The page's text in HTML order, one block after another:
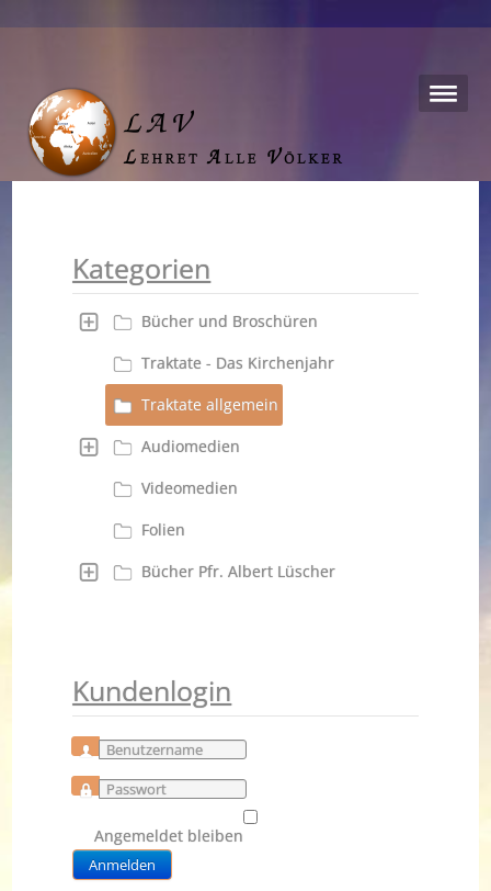
Kategorien
Bücher und Broschüren
Traktate - Das Kirchenjahr
Traktate allgemein
Audiomedien
Videomedien
Folien
Bücher Pfr. Albert Lüscher
Kundenlogin
Benutzername
Passwort
Angemeldet bleiben
Anmelden